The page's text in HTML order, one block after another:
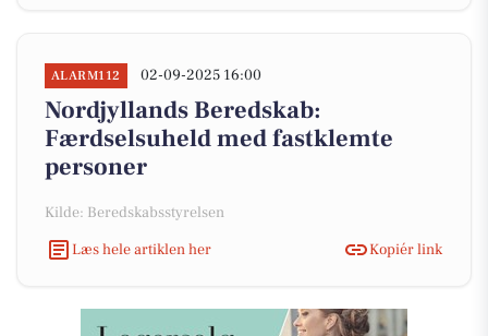
ALARM112 02-09-2025 16:00
Nordjyllands Beredskab:
Færdselsuheld med fastklemte
personer
Kilde: Beredskabsstyrelsen
Læs hele artiklen her
Kopiér link